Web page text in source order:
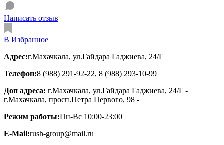
Написать отзыв
В Избранное
Адрес:г.Махачкала, ул.​Гайдара Гаджиева, 24/Г
Телефон:8 (988) 291-92-22, 8 (988) 293-10-99
Доп адреса: г.Махачкала, ​ул.Гайдара Гаджиева, 24/Г -
г.Махачкала, ​просп.Петра Первого, 98 -
Режим работы:Пн-Вс 10:00-23:00
E-Mail:rush-group@mail.ru